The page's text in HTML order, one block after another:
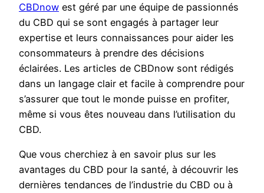
CBDnow est géré par une équipe de passionnés
du CBD qui se sont engagés à partager leur
expertise et leurs connaissances pour aider les
consommateurs à prendre des décisions
éclairées. Les articles de CBDnow sont rédigés
dans un langage clair et facile à comprendre pour
s’assurer que tout le monde puisse en profiter,
même si vous êtes nouveau dans l’utilisation du
CBD.
Que vous cherchiez à en savoir plus sur les
avantages du CBD pour la santé, à découvrir les
dernières tendances de l’industrie du CBD ou à